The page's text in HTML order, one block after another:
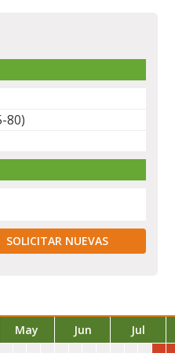
80)
SOLICITAR NUEVAS
May Jun Jul